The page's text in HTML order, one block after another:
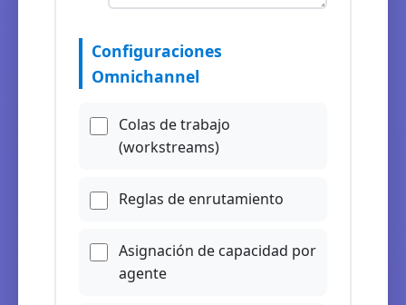
Configuraciones
Omnichannel
Colas de trabajo
(workstreams)
Reglas de enrutamiento
Asignación de capacidad por
agente